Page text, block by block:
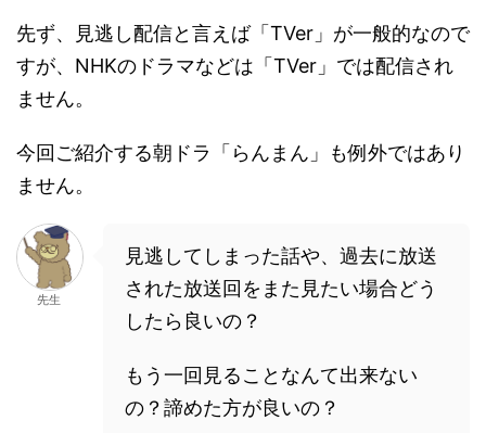
先ず、見逃し配信と言えば「TVer」が一般的なので
すが、NHKのドラマなどは「TVer」では配信され
ません。
今回ご紹介する朝ドラ「らんまん」も例外ではあり
ません。
先生
見逃してしまった話や、過去に放送
された放送回をまた見たい場合どう
したら良いの？
もう一回見ることなんて出来ない
の？諦めた方が良いの？